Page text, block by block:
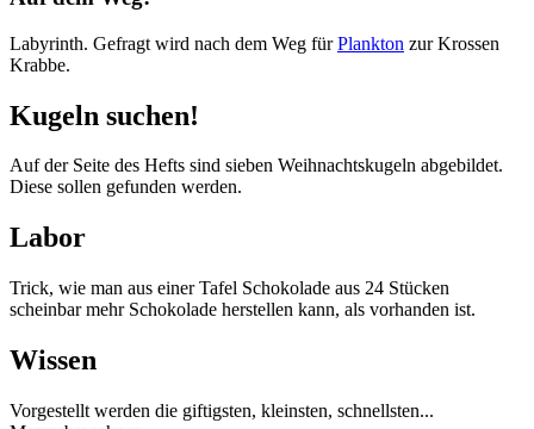
Labyrinth. Gefragt wird nach dem Weg fürPlankton zur Krossen
Krabbe.
Kugeln suchen!
Auf der Seite des Hefts sind sieben Weihnachtskugeln abgebildet.
Diese sollen gefunden werden.
Labor
Trick, wie man aus einer Tafel Schokolade aus 24 Stücken
scheinbar mehr Schokolade herstellen kann, als vorhanden ist.
Wissen
Vorgestellt werden die giftigsten, kleinsten, schnellsten...